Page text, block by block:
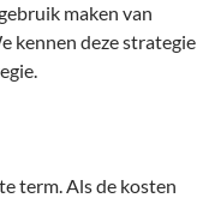
maken van
kennen deze strategie
term. Als de kosten